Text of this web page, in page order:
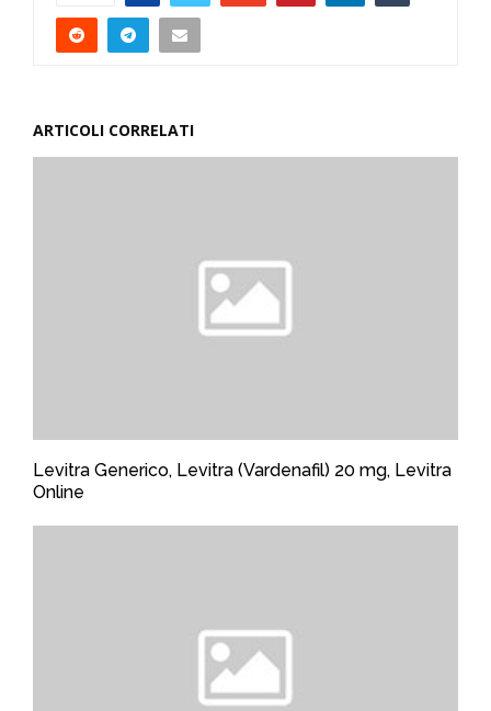
ARTICOLI CORRELATI
Levitra Generico, Levitra (Vardenafil) 20 mg, Levitra
Online